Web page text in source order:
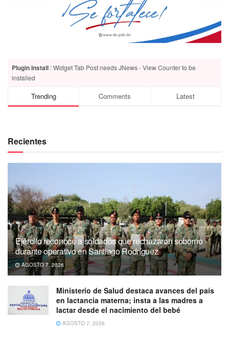
Plugin Install : Widget Tab Post needs JNews - View Counter to be
installed
Trending Comments Latest
Recientes
Ejército reconoce a soldados que rechazaron soborno
durante operativo en Santiago Rodríguez
AGOSTO 7, 2026
Ministerio de Salud destaca avances del país
en lactancia materna; insta a las madres a
lactar desde el nacimiento del bebé
AGOSTO 7, 2026